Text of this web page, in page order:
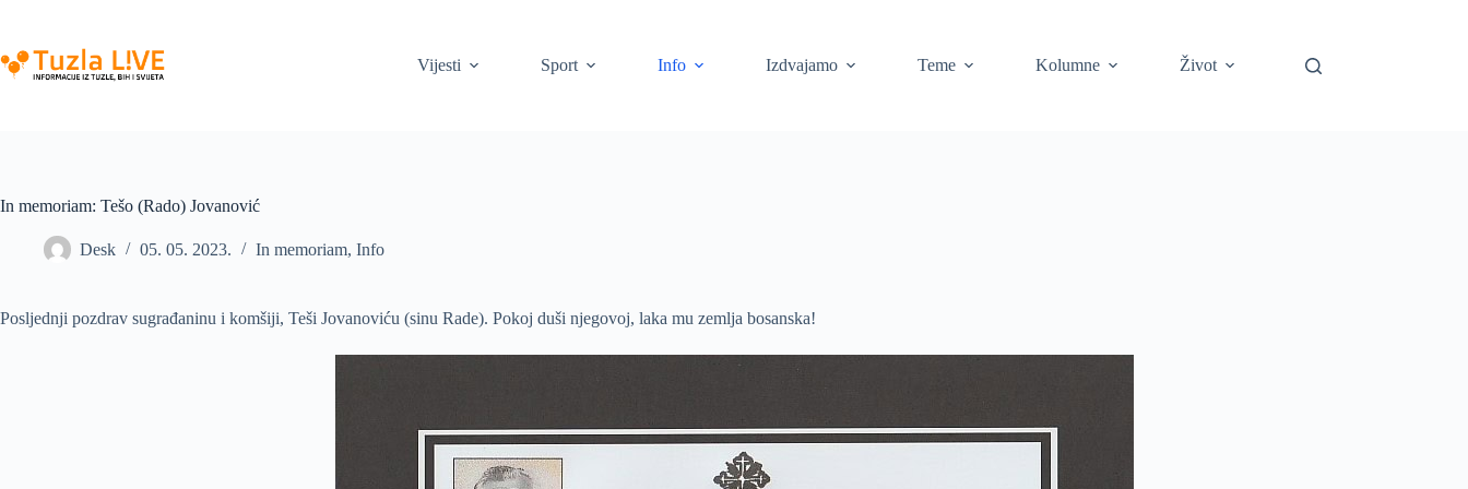
content
Vijesti
Sport Info Izdvajamo Teme Kolumne Život
In memoriam: Tešo (Rado) Jovanović
Desk 05. 05. 2023. In memoriam, Info
Posljednji pozdrav sugrađaninu i komšiji, Teši Jovanoviću (sinu Rade). Pokoj duši njegovoj, laka mu zemlja bosanska!